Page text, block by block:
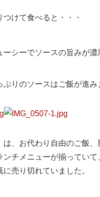
けて食べると・・・
ーシーでソースの旨みが濃
りのソースはご飯が進み
は、お代わり自由のご飯
ンチメニューが揃ってい
売り切れていました。